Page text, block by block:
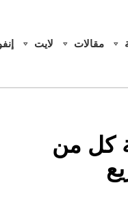
مقالات لايت
كل من